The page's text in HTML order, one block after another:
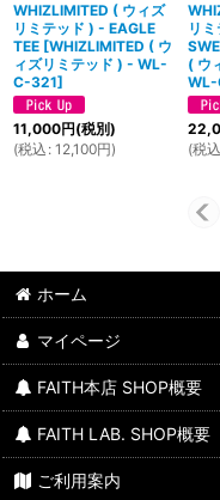
WHIZLIMITED ( ウィズ
リミテッド ) - EAGLE
TEE [WHIZLIMITED ( ウ
ィズリミテッド ) - WL-
C-321]
11,000円(税別)
(税込 : 12,100円)
リ
( ウ
(税込
ホーム
マイページ
FAITH本店 SHOP概要
FAITH LAB. SHOP概要
ご利用案内